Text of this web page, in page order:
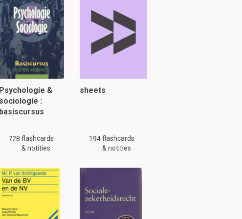
2
2.1
of maximaal 9
Psychologie &
sociologie :
basiscursus
728 flashcards
& notities
sheets
194flashcards
& notities